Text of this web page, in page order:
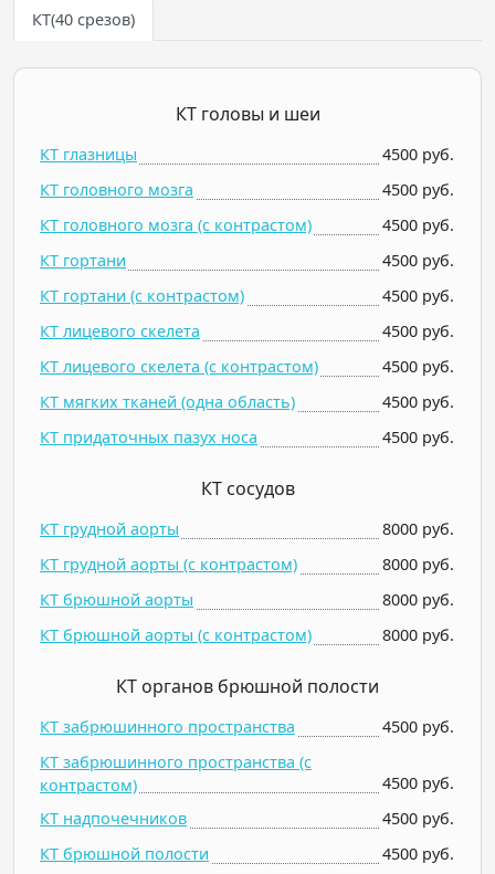
КТ(40 срезов)
КТ головы и шеи
КТ глазницы
4500 руб.
КТ головного мозга
4500 руб.
КТ головного мозга (c контрастом)
4500 руб.
КТ гортани
4500 руб.
КТ гортани (c контрастом)
4500 руб.
КТ лицевого скелета
4500 руб.
КТ лицевого скелета (c контрастом)
4500 руб.
КТ мягких тканей (одна область)
4500 руб.
КТ придаточных пазух носа
4500 руб.
КТ сосудов
КТ грудной аорты
8000 руб.
КТ грудной аорты (c контрастом)
8000 руб.
КТ брюшной аорты
8000 руб.
КТ брюшной аорты (c контрастом)
8000 руб.
КТ органов брюшной полости
КТ забрюшинного пространства
4500 руб.
КТ забрюшинного пространства (c
контрастом)
4500 руб.
КТ надпочечников
4500 руб.
КТ брюшной полости
4500 руб.